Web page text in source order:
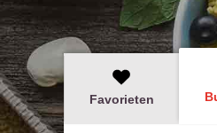
Favorieten